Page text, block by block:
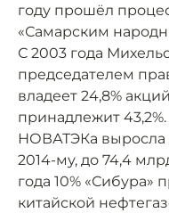
году прошёл
«Самарским
С 2003 года
председателем
владеет 24,8%
принадлежит
НОВАТЭКа выросла
2014-му, до 74,4
года 10% «Сибура»
китайской